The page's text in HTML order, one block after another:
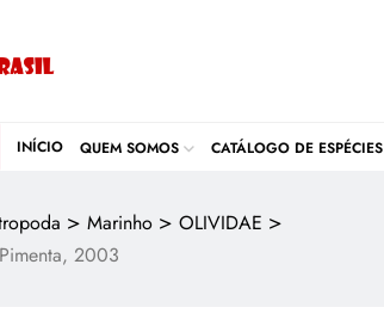
INÍCIO QUEM SOMOS CATÁLOGO DE ESPÉCIES
> Marinho > OLIVIDAE >
2003